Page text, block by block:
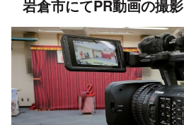
岩倉市にてPR動画の撮影